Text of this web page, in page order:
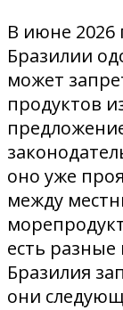
В июне 2026
Бразилии
может
продуктов
оно уже
между
есть
Бразилия
они